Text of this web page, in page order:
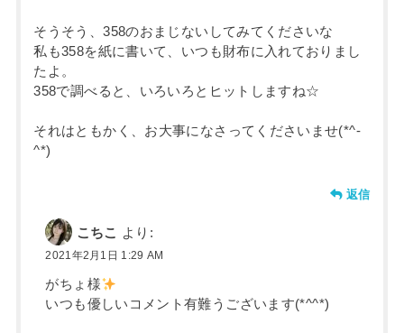
そうそう、358のおまじないしてみてくださいな
私も358を紙に書いて、いつも財布に入れておりまし
たよ。
358で調べると、いろいろとヒットしますね☆
それはともかく、お大事になさってくださいませ(*^-
^*)
返信
こちこ より:
2021年2月1日 1:29 AM
がちょ様
いつも優しいコメント有難うございます(*^^*)